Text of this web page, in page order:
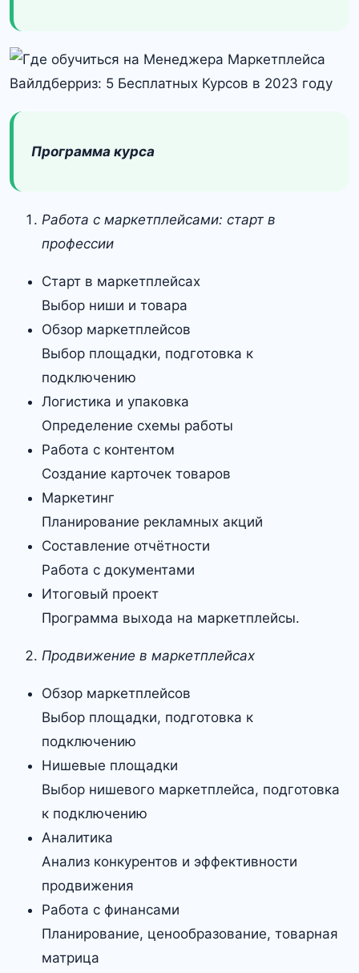
Программа курса
Работа с маркетплейсами: старт в
профессии
Старт в маркетплейсах
Выбор ниши и товара
Обзор маркетплейсов
Выбор площадки, подготовка к
подключению
Логистика и упаковка
Определение схемы работы
Работа с контентом
Создание карточек товаров
Маркетинг
Планирование рекламных акций
Составление отчётности
Работа с документами
Итоговый проект
Программа выхода на маркетплейсы.
Продвижение в маркетплейсах
Обзор маркетплейсов
Выбор площадки, подготовка к
подключению
Нишевые площадки
Выбор нишевого маркетплейса, подготовка
к подключению
Аналитика
Анализ конкурентов и эффективности
продвижения
Работа с финансами
Планирование, ценообразование, товарная
матрица